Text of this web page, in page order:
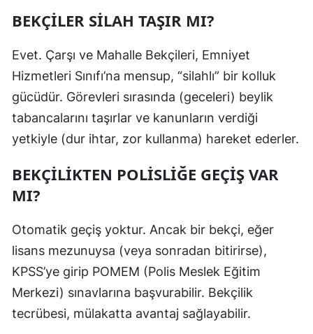
BEKÇILER SILAH TAŞIR MI?
Evet. Çarşı ve Mahalle Bekçileri, Emniyet
Hizmetleri Sınıfı’na mensup, “silahlı” bir kolluk
gücüdür. Görevleri sırasında (geceleri) beylik
tabancalarını taşırlar ve kanunların verdiği
yetkiyle (dur ihtar, zor kullanma) hareket ederler.
BEKÇILIKTEN POLISLIĞE GEÇIŞ VAR
MI?
Otomatik geçiş yoktur. Ancak bir bekçi, eğer
lisans mezunuysa (veya sonradan bitirirse),
KPSS’ye girip POMEM (Polis Meslek Eğitim
Merkezi) sınavlarına başvurabilir. Bekçilik
tecrübesi, mülakatta avantaj sağlayabilir.